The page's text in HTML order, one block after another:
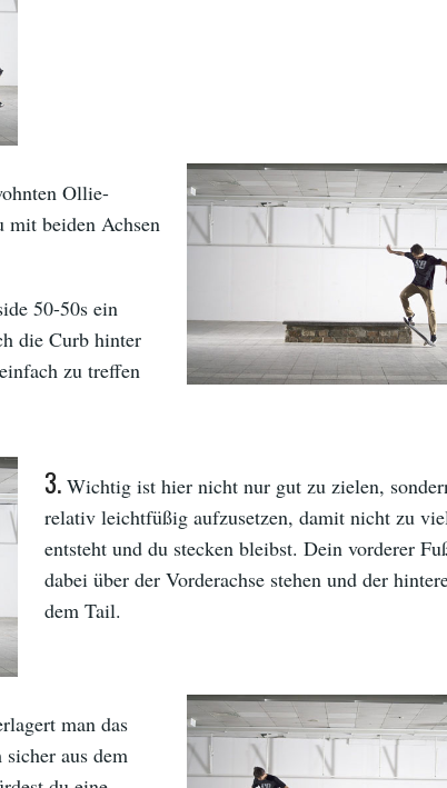
Ollie-
mit beiden Achsen
50-50s ein
die Curb hinter
zu treffen
3.Wichtig ist hier nicht nur gut zu zielen,
relativ leichtfüßig aufzusetzen, damit nicht zu
entsteht und du stecken bleibst. Dein vorderer
dabei über der Vorderachse stehen und der
dem Tail.
man das
aus dem